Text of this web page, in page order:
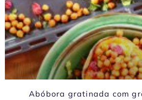
Abóbora gratinada com